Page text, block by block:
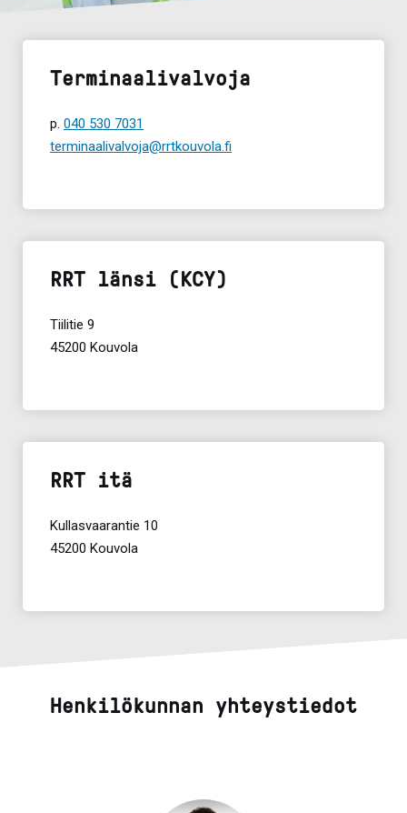
Terminaalivalvoja
p. 040 530 7031
terminaalivalvoja@rrtkouvola.fi
RRT länsi (KCY)
Tiilitie 9
45200 Kouvola
RRT itä
Kullasvaarantie 10
45200 Kouvola
Henkilökunnan yhteystiedot